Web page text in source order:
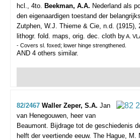
hcl., 4to. Beekman, A.A. Nederland als
den eigenaardigen toestand der
Zutphen, W.J. Thieme & Cie, n.d. (1915),
lithogr. fold. maps, orig. dec. cloth byA.
- Covers sl. foxed; lower hinge strengthened.
AND 4 others similar.
82/2467 Waller Zeper, S.A. Jan
van Henegouwen, heer van
Beaumont. Bijdrage tot de geschiedenis
helft der veertiende eeuw. The Hague, M.